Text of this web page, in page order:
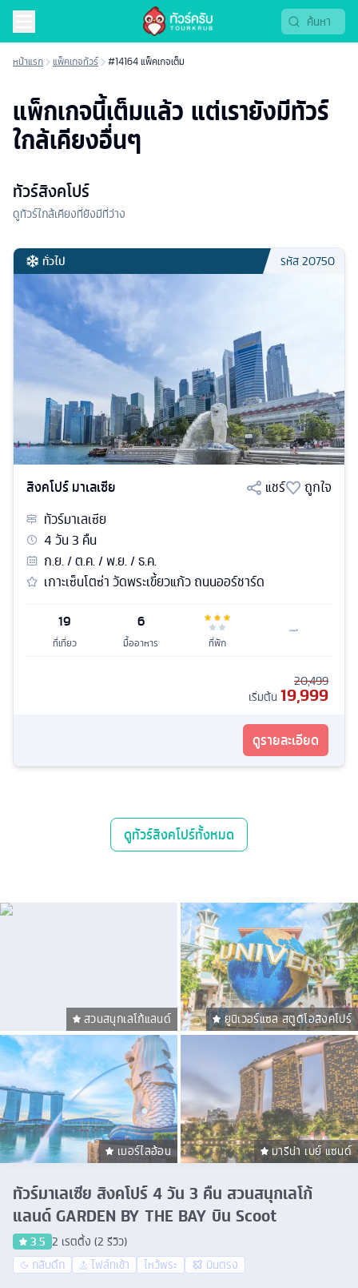
หน้าแรก แพ็คเกจทัวร์ #14164 แพ็คเกจเต็ม
แพ็กเกจนี้เต็มแล้ว แต่เรายังมีทัวร์
ใกล้เคียงอื่นๆ
ทัวร์สิงคโปร์
ดูทัวร์ใกล้เคียงที่ยังมีที่ว่าง
ทั่วไป รหัส20750
สิงคโปร์ มาเลเซีย แชร์
ถูกใจ
ทัวร์มาเลเซีย
4วัน3 คืน
ก.ย. / ต.ค. / พ.ย. / ธ.ค.
เกาะเซ็นโตซ่า วัดพระเขี้ยวแก้ว ถนนออร์ชาร์ด
19
ที่เที่ยว
6
มื้ออาหาร ที่พัก
20,499
เริ่มต้น 19,999
ดูรายละเอียด
ดูทัวร์สิงคโปร์ทั้งหมด
สวนสนุกเลโก้แลนด์ ยูนิเวอร์แซล สตูดิโอสิงคโปร์
เมอร์ไลอ้อน มารีน่า เบย์ แซนด์
ทัวร์มาเลเซีย สิงคโปร์ 4 วัน 3 คืน สวนสนุกเลโก้
แลนด์ GARDEN BY THE BAY บิน Scoot
3.5 2 เรตติ้ง (2 รีวิว)
กลับดึก
ไฟล์ทเช้า ไหว้พระ บินตรง